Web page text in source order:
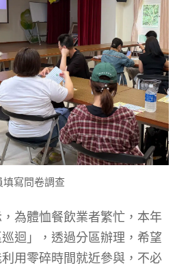
填寫問卷調查
為體恤餐飲業者繁忙，本年
迴」，透過分區辦理，希望
用零碎時間就近參與，不必